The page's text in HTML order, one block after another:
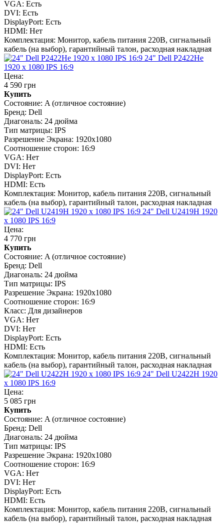
VGA: Есть
DVI: Есть
DisplayPort: Есть
HDMI: Нет
Комплектация: Монитор, кабель питания 220В, сигнальный
кабель (на выбор), гарантийный талон, расходная накладная
24" Dell P2422He
1920 x 1080 IPS 16:9
Цена:
4 590 грн
Купить
Состояние: A (отличное состояние)
Бренд: Dell
Диагональ: 24 дюйма
Тип матрицы: IPS
Разрешение Экрана: 1920x1080
Соотношение сторон: 16:9
VGA: Нет
DVI: Нет
DisplayPort: Есть
HDMI: Есть
Комплектация: Монитор, кабель питания 220В, сигнальный
кабель (на выбор), гарантийный талон, расходная накладная
24" Dell U2419H 1920
x 1080 IPS 16:9
Цена:
4 770 грн
Купить
Состояние: A (отличное состояние)
Бренд: Dell
Диагональ: 24 дюйма
Тип матрицы: IPS
Разрешение Экрана: 1920x1080
Соотношение сторон: 16:9
Класс: Для дизайнеров
VGA: Нет
DVI: Нет
DisplayPort: Есть
HDMI: Есть
Комплектация: Монитор, кабель питания 220В, сигнальный
кабель (на выбор), гарантийный талон, расходная накладная
24" Dell U2422H 1920
x 1080 IPS 16:9
Цена:
5 085 грн
Купить
Состояние: A (отличное состояние)
Бренд: Dell
Диагональ: 24 дюйма
Тип матрицы: IPS
Разрешение Экрана: 1920x1080
Соотношение сторон: 16:9
VGA: Нет
DVI: Нет
DisplayPort: Есть
HDMI: Есть
Комплектация: Монитор, кабель питания 220В, сигнальный
кабель (на выбор), гарантийный талон, расходная накладная